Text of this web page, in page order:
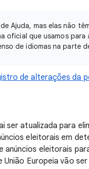
Ajuda, mas elas não
oficial que usamos
de idiomas na parte
de alterações da
ser atualizada para
eleitorais em
eleitorais
União Europeia vão